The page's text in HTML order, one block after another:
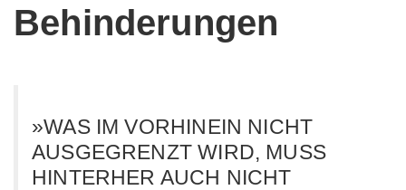
Behinderungen
»WAS IM VORHINEIN NICHT
AUSGEGRENZT WIRD, MUSS
HINTERHER AUCH NICHT